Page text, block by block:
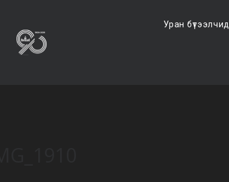
Уран бүтээлчид